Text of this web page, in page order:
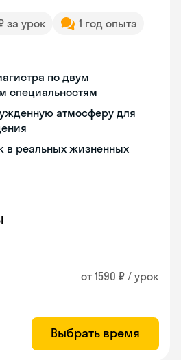
за урок
1 год опыта
по двум
специальностям
атмосферу для
в реальных жизненных
от 1590 ₽ / урок
Выбрать время